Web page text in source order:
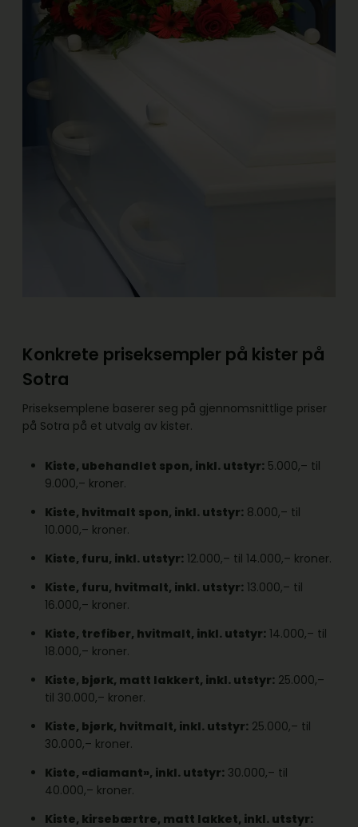
Konkrete priseksempler på kister på
Sotra
Priseksemplene baserer seg på gjennomsnittlige priser
på Sotra på et utvalg av kister.
Kiste, ubehandlet spon, inkl. utstyr: 5.000,– til
9.000,– kroner.
Kiste, hvitmalt spon, inkl. utstyr: 8.000,– til
10.000,– kroner.
Kiste, furu, inkl. utstyr: 12.000,– til 14.000,– kroner.
Kiste, furu, hvitmalt, inkl. utstyr: 13.000,– til
16.000,– kroner.
Kiste, trefiber, hvitmalt, inkl. utstyr: 14.000,– til
18.000,– kroner.
Kiste, bjørk, matt lakkert, inkl. utstyr: 25.000,–
til 30.000,– kroner.
Kiste, bjørk, hvitmalt, inkl. utstyr: 25.000,– til
30.000,– kroner.
Kiste, «diamant», inkl. utstyr: 30.000,– til
40.000,– kroner.
Kiste, kirsebærtre, matt lakket, inkl. utstyr: